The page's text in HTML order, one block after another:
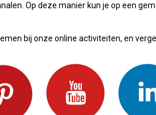
Op deze manier kun je op een
bij onze online activiteiten, en